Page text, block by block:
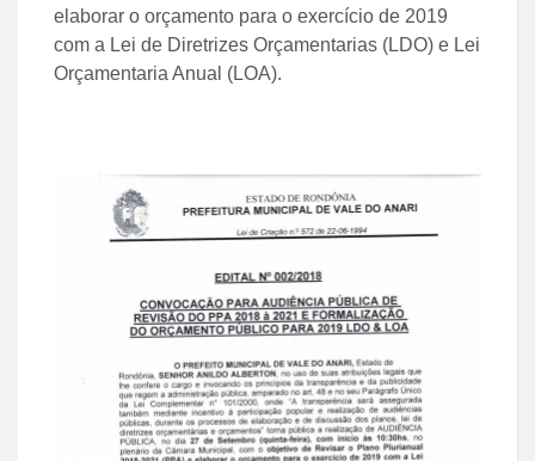
elaborar o orçamento para o exercício de 2019
com a Lei de Diretrizes Orçamentarias (LDO) e Lei
Orçamentaria Anual (LOA).